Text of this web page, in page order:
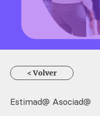
< Volver
Estimad@ Asociad@